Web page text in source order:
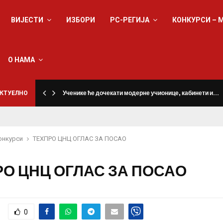
ВИЈЕСТИ ИЗБОРИ РС-РЕГИЈА КОНКУРСИ –
О НАМА
Ученике ће дочекати модерне учионице, кабинети и…
ТЕХПРО ЦНЦ ОГЛАС ЗА ПОСАО
ЦНЦ ОГЛАС ЗА ПОСАО
0